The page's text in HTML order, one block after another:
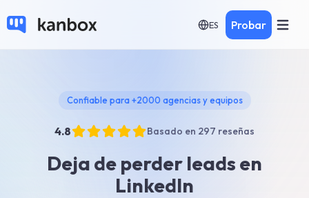
ES Probar
Confiable para +2000 agencias y equipos
4.8 Basado en 297 reseñas
Deja de perder leads en
LinkedIn